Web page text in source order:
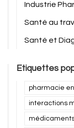
Industrie
Santé au
Santé et
Etiquettes
pharmacie
interactions